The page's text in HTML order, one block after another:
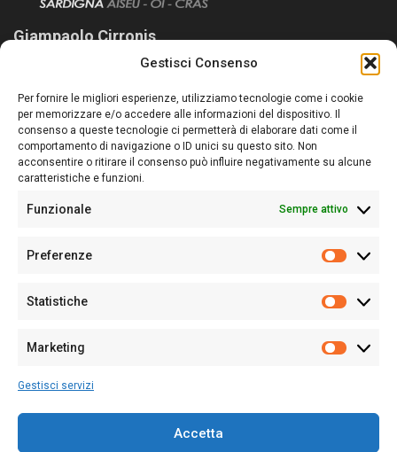
Gestisci Consenso
Per fornire le migliori esperienze, utilizziamo tecnologie come i cookie
per memorizzare e/o accedere alle informazioni del dispositivo. Il
consenso a queste tecnologie ci permetterà di elaborare dati come il
comportamento di navigazione o ID unici su questo sito. Non
acconsentire o ritirare il consenso può influire negativamente su alcune
caratteristiche e funzioni.
Funzionale Sempre attivo
Preferenze
Statistiche
Marketing
Gestisci servizi
Accetta
Giampaolo Cirronis
Sardegna Ieri-Oggi-Domani nasce per informare “liberamente” i
nostro passato e, soprattutto, al nostro futuro
Follow Us
Sede:Via Cristoforo Colombo 09013 Carbonia
Partita IVA02270380922
128/2020 del 10/02/2020
Per la Pubblicità: